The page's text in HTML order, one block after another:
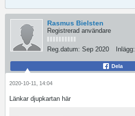
Rasmus Bielsten
Registrerad användare
Reg.datum: Sep 2020 Inlägg:
Dela
2020-10-11, 14:04
Länkar djupkartan här